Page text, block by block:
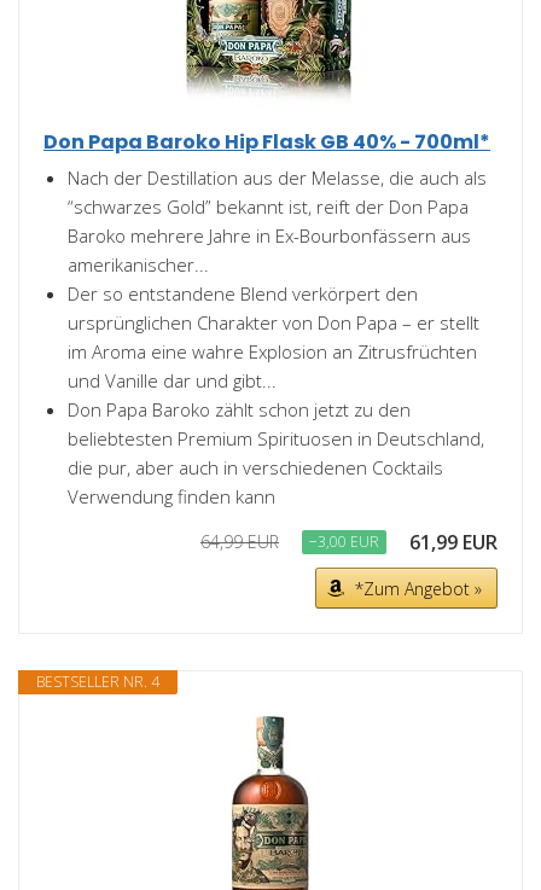
Don Papa Baroko Hip Flask GB 40% - 700ml*
Nach der Destillation aus der Melasse, die auch als
“schwarzes Gold” bekannt ist, reift der Don Papa
Baroko mehrere Jahre in Ex-Bourbonfässern aus
amerikanischer...
Der so entstandene Blend verkörpert den
ursprünglichen Charakter von Don Papa – er stellt
im Aroma eine wahre Explosion an Zitrusfrüchten
und Vanille dar und gibt...
Don Papa Baroko zählt schon jetzt zu den
beliebtesten Premium Spirituosen in Deutschland,
die pur, aber auch in verschiedenen Cocktails
Verwendung finden kann
64,99 EUR −3,00 EUR 61,99 EUR
*Zum Angebot »
BESTSELLER NR. 4